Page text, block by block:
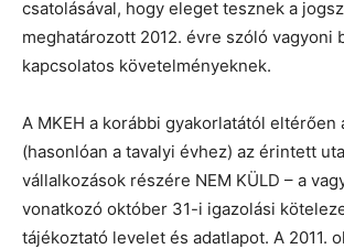
csatolásával, hogy eleget tesznek a
meghatározott 2012. évre szóló vagyoni
kapcsolatos követelményeknek.
A MKEH a korábbi gyakorlatától eltérően
(hasonlóan a tavalyi évhez) az érintett
vállalkozások részére NEM KÜLD – a
vonatkozó október 31-i igazolási
tájékoztató levelet és adatlapot. A 2011.